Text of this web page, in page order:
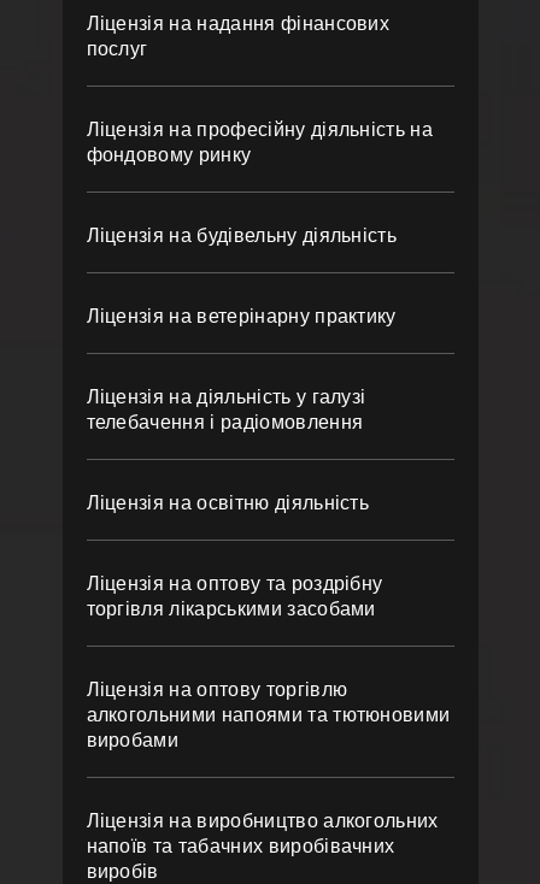
Ліцензія на надання фінансових
послуг
Ліцензія на професійну діяльність на
фондовому ринку
Ліцензія на будівельну діяльність
Ліцензія на ветерінарну практику
Ліцензія на діяльність у галузі
телебачення і радіомовлення
Ліцензія на освітню діяльність
Ліцензія на оптову та роздрібну
торгівля лікарськими засобами
Ліцензія на оптову торгівлю
алкогольними напоями та тютюновими
виробами
Ліцензія на виробництво алкогольних
напоїв та табачних виробівачних
виробів